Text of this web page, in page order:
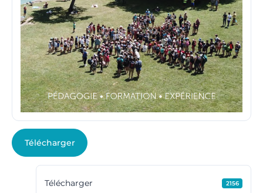
Télécharger
Télécharger 2156